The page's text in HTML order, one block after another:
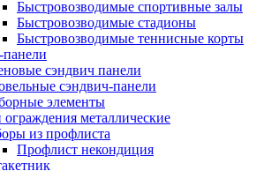
Быстровозводимые спортивные залы
Быстровозводимые стадионы
Быстровозводимые теннисные корты
сэндвич панели
сэндвич-панели
элементы
металлические
из профлиста
Профлист некондиция